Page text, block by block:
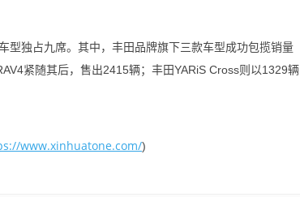
独占九席。其中，丰田品牌旗下三款车型成功包揽销量
紧随其后，售出2415辆；丰田YARiS Cross则以1329辆
www.xinhuatone.com/)